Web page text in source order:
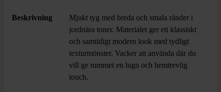
Beskrivning
Mjukt tyg med breda och smala ränder i
jordnära toner. Materialet ger ett klassiskt
och samtidigt modern look med tydligt
texturmönster. Vacker att använda där du
vill ge rummet en lugn och hemtrevlig
touch.